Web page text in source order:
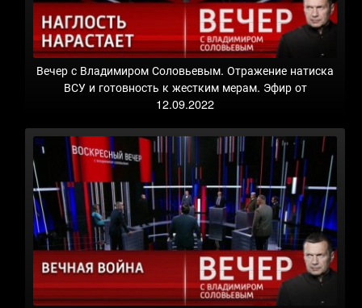
Вечер с Владимиром Соловьевым. Отражение натиска
ВСУ и готовность к жестким мерам. Эфир от
12.09.2022